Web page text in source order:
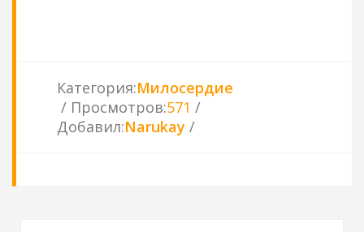
Категория:Милосердие
Просмотров:571
Добавил:Narukay